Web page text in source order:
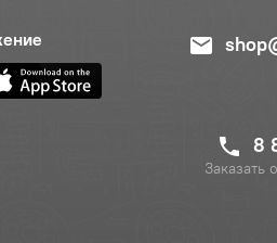
8
Заказать